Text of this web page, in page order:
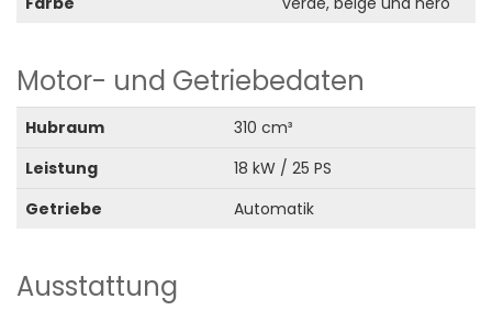
Motor- und Getriebedaten
Hubraum
310 cm³
Leistung
18 kW / 25 PS
Getriebe
Automatik
Ausstattung